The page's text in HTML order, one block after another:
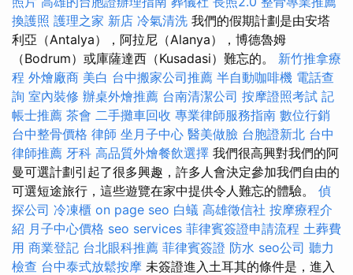
換護照 護理之家 新店 冷氣清洗 我們的假期計劃是由安塔
利亞（Antalya），阿拉尼（Alanya），博德魯姆
（Bodrum）或庫薩達西（Kusadasi）難忘的。 新竹推拿療
程 外燴廠商 美白 台中搬家公司推薦 半自動咖啡機 電話查
詢 室內裝修 辦桌外燴推薦 台南清潔公司 按摩證照考試 記
帳士推薦 茶會 二手攤車回收 專業律師服務指南 數位行銷
台中整骨價格 律師 坐月子中心 醫美做臉 台胞證新北 台中
律師推薦 牙科 高品質外燴餐飲選擇 我們很高興對我們的阿
曼可選計劃引起了很多興趣，許多人會決定參加我們自由的
可選短途旅行，這些遊覽在家中提供令人難忘的體驗。 偵
探公司 冷凍櫃 on page seo 白蟻 高雄徵信社 按摩療程介
紹 月子中心價格 seo services 菲律賓簽證申請流程 土葬費
用 商業登記 台北眼科推薦 菲律賓簽證 防水 seo公司 聽力
檢查 台中泰式放鬆按摩 未簽證進入土耳其的條件是，進入